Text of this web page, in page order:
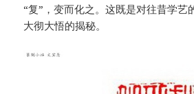
“复”，变而化之。这既是对往昔学艺
大彻大悟的揭秘。